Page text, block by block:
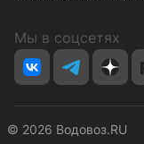
Мы в соцсетях
© 2026 Водовоз.RU